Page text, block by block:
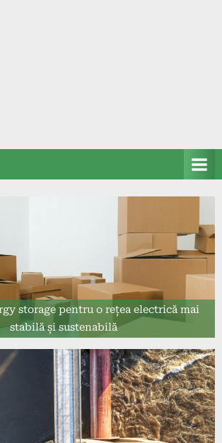
storage pentru o rețea electrică mai
stabilă și sustenabilă